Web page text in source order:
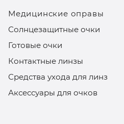
Медицинские оправы
Солнцезащитные очки
Готовые очки
Контактные линзы
Средства ухода для линз
Аксессуары для очков